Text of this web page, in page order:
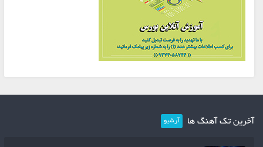
آخرین تک آهنگ ها آرشیو